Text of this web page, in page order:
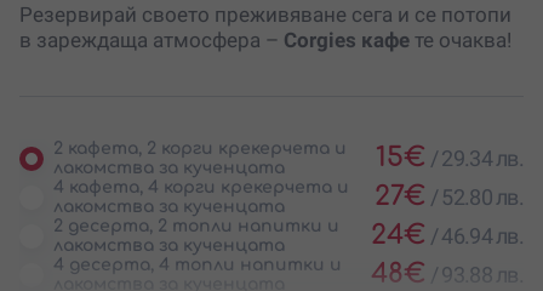
Резервирай своето преживяване сега и се потопи
в зареждаща атмосфера – Corgies кафе те очаква!
2 кафета, 2 корги крекерчета и
лакомства за кученцата
15€ /29.34 лв.
4 кафета, 4 корги крекерчета и
лакомства за кученцата
27€ / 52.80 лв.
2 десерта, 2 топли напитки и
лакомства за кученцата
24€ /46.94 лв.
4 десерта, 4 топли напитки и
48€ /93.88 лв.